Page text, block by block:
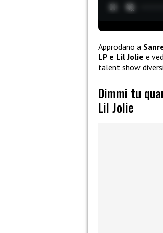
Approdano a
LP e Lil Jolie e
talent show
Dimmi tu
Lil Jolie